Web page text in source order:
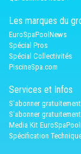
Les marques du
EuroSpaPoolNews
Spécial Pros
Spécial Collectivités
PiscineSpa.com
Services et Infos
S'abonner
S'abonner
Media Kit
Spécification